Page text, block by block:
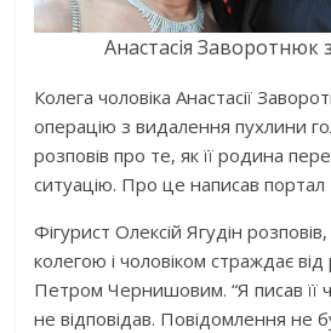
Анастасія Заворотнюк
Колега чоловіка Анастасії
операцію з видалення пухлини
розповів про те, як її родина
ситуацію. Про це написав портал
Фігурист Олексій Ягудін
колегою і чоловіком страждає від
Петром Чернишовим. “Я писав її
не відповідав. Повідомлення не